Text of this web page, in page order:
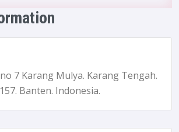
7 Karang Mulya. Karang Tengah.
Banten. Indonesia.